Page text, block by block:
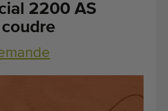
2200 AS